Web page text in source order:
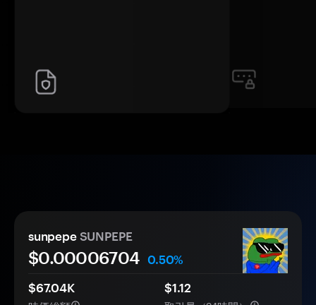
sunpepe SUNPEPE
$0.00006704 0.50%
$67.04K
$1.12